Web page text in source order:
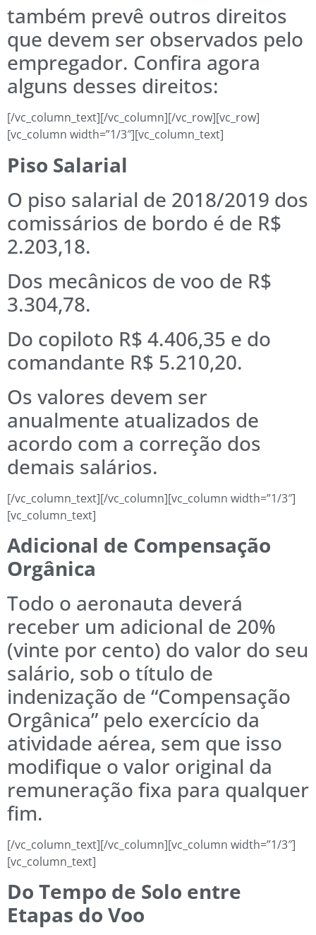
também prevê outros direitos
que devem ser observados pelo
empregador. Confira agora
alguns desses direitos:
[/vc_column_text][/vc_column][/vc_row][vc_row]
[vc_column width=”1/3″][vc_column_text]
Piso Salarial
O piso salarial de 2018/2019 dos
comissários de bordo é de R$
2.203,18.
Dos mecânicos de voo de R$
3.304,78.
Do copiloto R$ 4.406,35 e do
comandante R$ 5.210,20.
Os valores devem ser
anualmente atualizados de
acordo com a correção dos
demais salários.
[/vc_column_text][/vc_column][vc_column width=”1/3″]
[vc_column_text]
Adicional de Compensação
Orgânica
Todo o aeronauta deverá
receber um adicional de 20%
(vinte por cento) do valor do seu
salário, sob o título de
indenização de “Compensação
Orgânica” pelo exercício da
atividade aérea, sem que isso
modifique o valor original da
remuneração fixa para qualquer
fim.
[/vc_column_text][/vc_column][vc_column width=”1/3″]
[vc_column_text]
Do Tempo de Solo entre
Etapas do Voo